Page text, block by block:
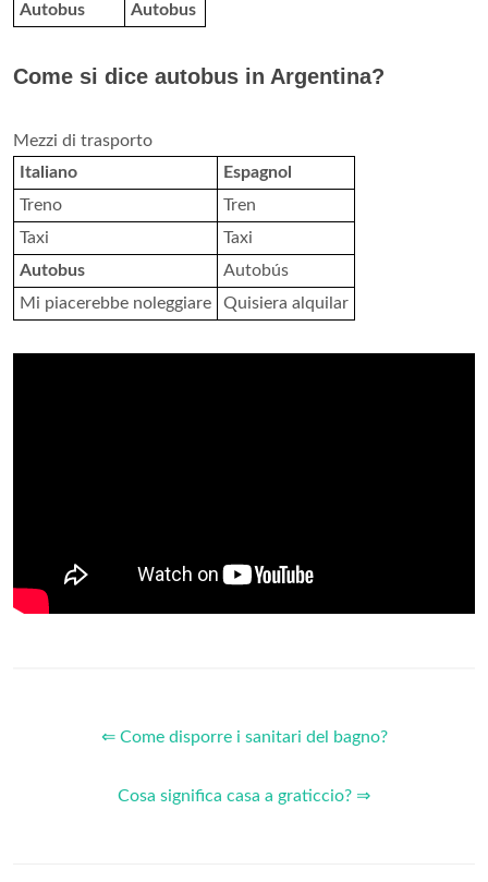
Autobus Autobus
Come si dice autobus in Argentina?
Mezzi di trasporto
Italiano
Espagnol
Treno
Tren
Taxi
Taxi
Autobus
Autobús
Mi piacerebbe noleggiare
Quisiera alquilar
⇐ Come disporre i sanitari del bagno?
Cosa significa casa a graticcio? ⇒